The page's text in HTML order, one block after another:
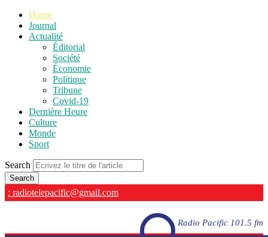
Home
Journal
Actualité
Éditorial
Société
Économie
Politique
Tribune
Covid-19
Dernière Heure
Culture
Monde
Sport
Search
: radiotelepacific@gmail.com
Radio Pacific 101.5 fm